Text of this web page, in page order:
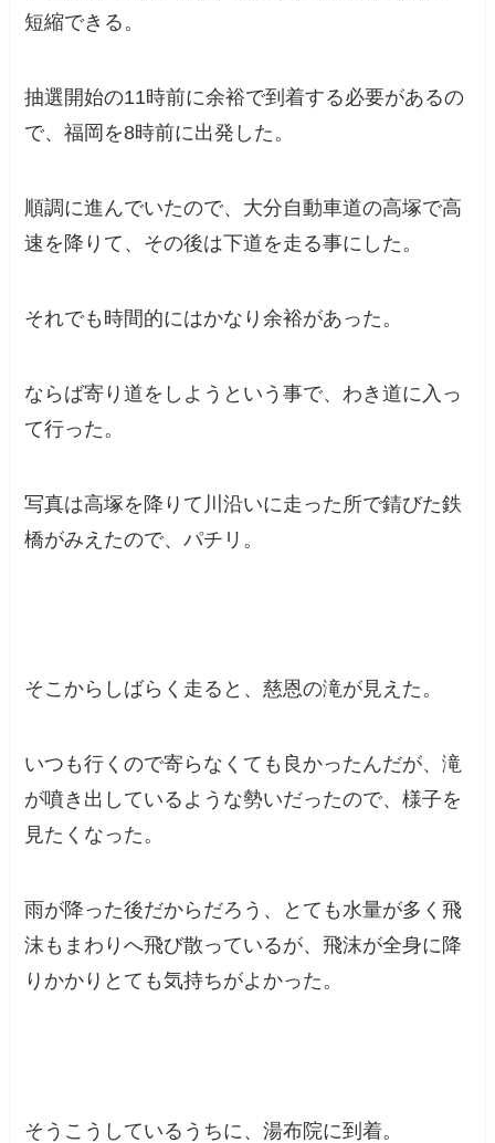
短縮できる。
抽選開始の11時前に余裕で到着する必要があるの
で、福岡を8時前に出発した。
順調に進んでいたので、大分自動車道の高塚で高
速を降りて、その後は下道を走る事にした。
それでも時間的にはかなり余裕があった。
ならば寄り道をしようという事で、わき道に入っ
て行った。
写真は高塚を降りて川沿いに走った所で錆びた鉄
橋がみえたので、パチリ。
そこからしばらく走ると、慈恩の滝が見えた。
いつも行くので寄らなくても良かったんだが、滝
が噴き出しているような勢いだったので、様子を
見たくなった。
雨が降った後だからだろう、とても水量が多く飛
沫もまわりへ飛び散っているが、飛沫が全身に降
りかかりとても気持ちがよかった。
そうこうしているうちに、湯布院に到着。